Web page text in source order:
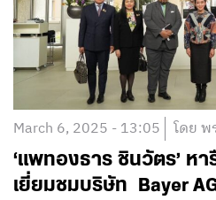
March 6, 2025 - 13:05 โดย พ
‘แพทองธาร ชินวัตร’ ห
เยี่ยมชมบริษัท Bayer